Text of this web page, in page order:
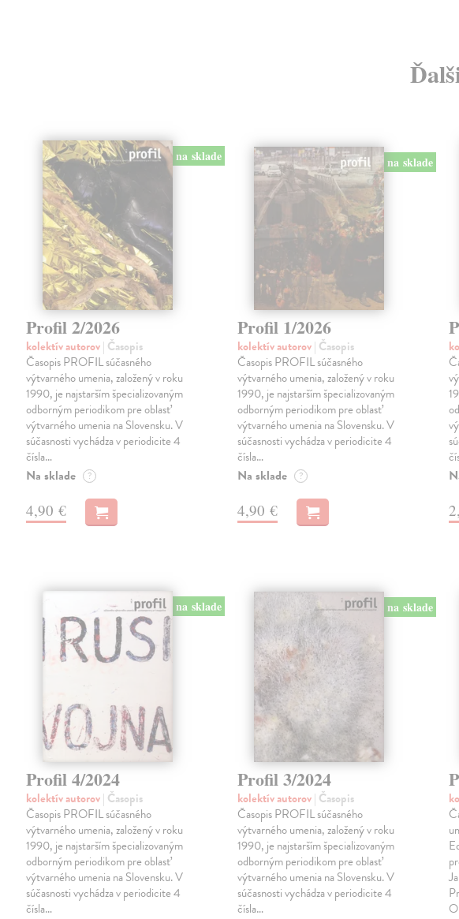
na sklade
Profil 2/2026
kolektív autorov| Časopis
Časopis PROFIL súčasného
výtvarného umenia, založený v roku
1990, je najstarším špecializovaným
odborným periodikom pre oblasť
výtvarného umenia na Slovensku. V
súčasnosti vychádza v periodicite 4
čísla…
Na sklade ?
4,90 €
na sklade
Profil 1/2026
kolektív autorov| Časopis
Časopis PROFIL súčasného
výtvarného umenia, založený v roku
1990, je najstarším špecializovaným
odborným periodikom pre oblasť
výtvarného umenia na Slovensku. V
súčasnosti vychádza v periodicite 4
čísla…
Na sklade ?
4,90 €
na sklade
Profil 4/2024
kolektív autorov| Časopis
Časopis PROFIL súčasného
výtvarného umenia, založený v roku
1990, je najstarším špecializovaným
odborným periodikom pre oblasť
výtvarného umenia na Slovensku. V
súčasnosti vychádza v periodicite 4
čísla…
na sklade
Profil 3/2024
kolektív autorov| Časopis
Časopis PROFIL súčasného
výtvarného umenia, založený v roku
1990, je najstarším špecializovaným
odborným periodikom pre oblasť
výtvarného umenia na Slovensku. V
súčasnosti vychádza v periodicite 4
čísla…